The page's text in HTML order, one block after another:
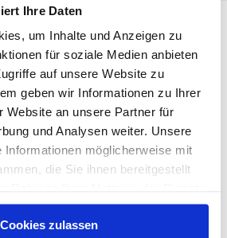
Ihre Daten
um Inhalte und Anzeigen zu
für soziale Medien anbieten
auf unsere Website zu
geben wir Informationen zu Ihrer
Website an unsere Partner für
und Analysen weiter. Unsere
Informationen möglicherweise mit
die Sie ihnen bereitgestellt
finden Sie Informationen zum
Impressum.
Cookies zulassen